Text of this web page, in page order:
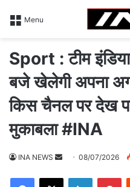
Menu
Sport : टीम
बजे खेलेगी अपना
किस चैनल पर देख
मुकाबला #INA
INA NEWS 08/07/2026